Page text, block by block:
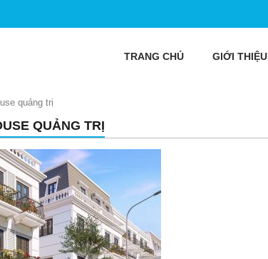
TRANG CHỦ GIỚI THIỆU
quảng trị
QUẢNG TRỊ